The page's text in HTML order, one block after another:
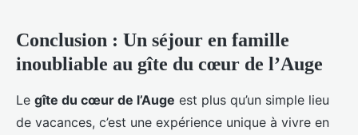
Conclusion : Un séjour en famille
inoubliable au gîte du cœur de l’Auge
Le gîte du cœur de l’Auge est plus qu’un simple lieu
de vacances, c’est une expérience unique à vivre en